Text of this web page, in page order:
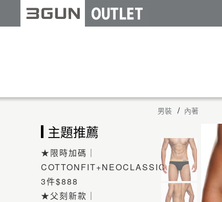
主題推薦
★限時加碼｜
COTTONFIT+NEOCLASSIC
3件$888
★父刻新款｜
男裝 內著